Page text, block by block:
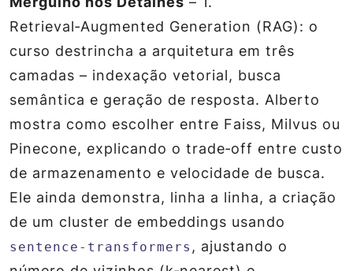
Retrieval‑Augmented Generation (RAG): o
curso destrincha a arquitetura em três
camadas – indexação vetorial, busca
semântica e geração de resposta. Alberto
mostra como escolher entre Faiss, Milvus ou
Pinecone, explicando o trade‑off entre custo
de armazenamento e velocidade de busca.
Ele ainda demonstra, linha a linha, a criação
de um cluster de embeddings usando
sentence‑transformers , ajustando o